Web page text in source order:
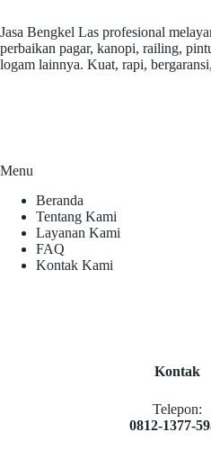
Jasa Bengkel Las profesional
perbaikan pagar, kanopi, railing,
logam lainnya. Kuat, rapi,
Menu
Beranda
Tentang Kami
Layanan Kami
FAQ
Kontak Kami
Kontak
Telepon:
0812-1377-